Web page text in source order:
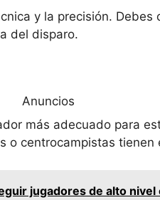
y la precisión.
del disparo.
Anuncios
más adecuado para
o centrocampistas tienen
jugadores de alto nivel